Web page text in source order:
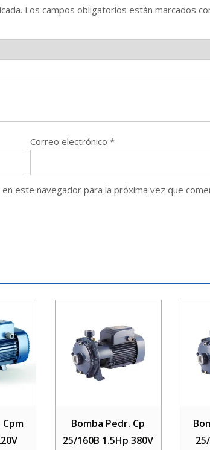
Los campos obligatorios están marcados
Correo electrónico *
este navegador para la próxima vez que
Cpm
Bomba Pedr. Cp
25/160B 1.5Hp 380V